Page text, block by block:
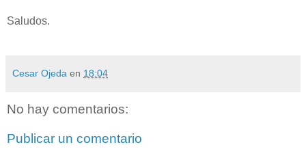
Saludos.
Cesar Ojeda en 18:04
No hay comentarios:
Publicar un comentario